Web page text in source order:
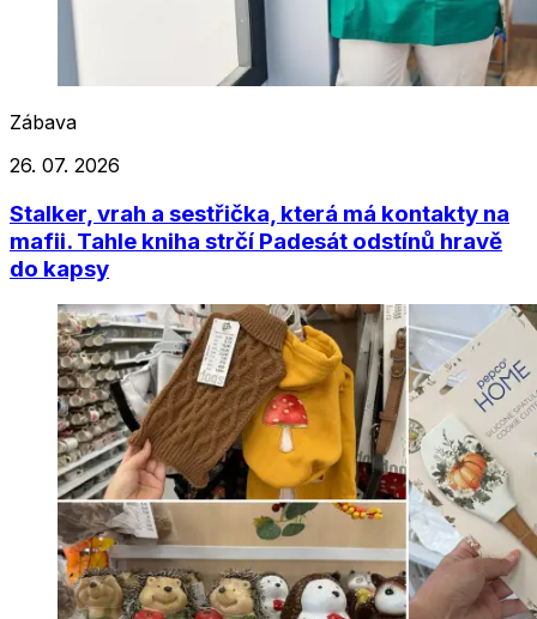
Zábava
26. 07. 2026
Stalker, vrah a sestřička, která má kontakty na
mafii. Tahle kniha strčí Padesát odstínů hravě
do kapsy